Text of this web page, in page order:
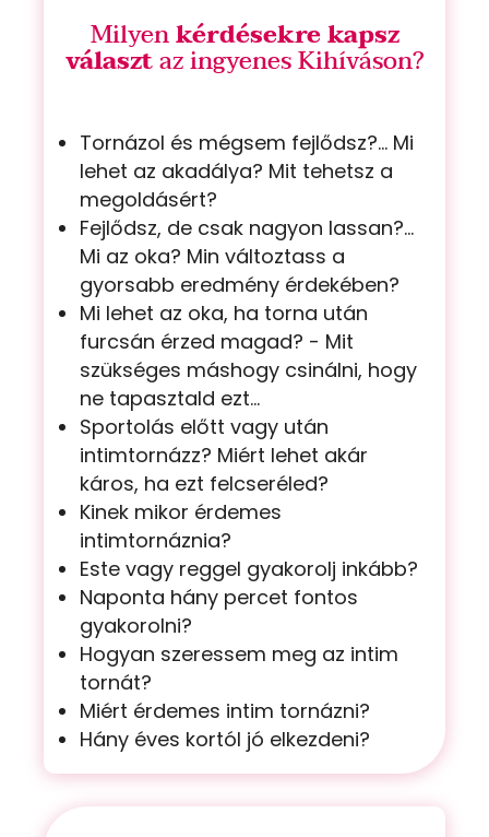
Milyenkérdésekre kapsz
választaz ingyenes Kihíváson?
Tornázol és mégsem fejlődsz?... Mi
lehet az akadálya? Mit tehetsz a
megoldásért?
Fejlődsz, de csak nagyon lassan?...
Mi az oka? Min változtass a
gyorsabb eredmény érdekében?
Mi lehet az oka, ha torna után
furcsán érzed magad? - Mit
szükséges máshogy csinálni, hogy
ne tapasztald ezt...
Sportolás előtt vagy után
intimtornázz? Miért lehet akár
káros, ha ezt felcseréled?
Kinek mikor érdemes
intimtornáznia?
Este vagy reggel gyakorolj inkább?
Naponta hány percet fontos
gyakorolni?
Hogyan szeressem meg az intim
tornát?
Miért érdemes intim tornázni?
Hány éves kortól jó elkezdeni?